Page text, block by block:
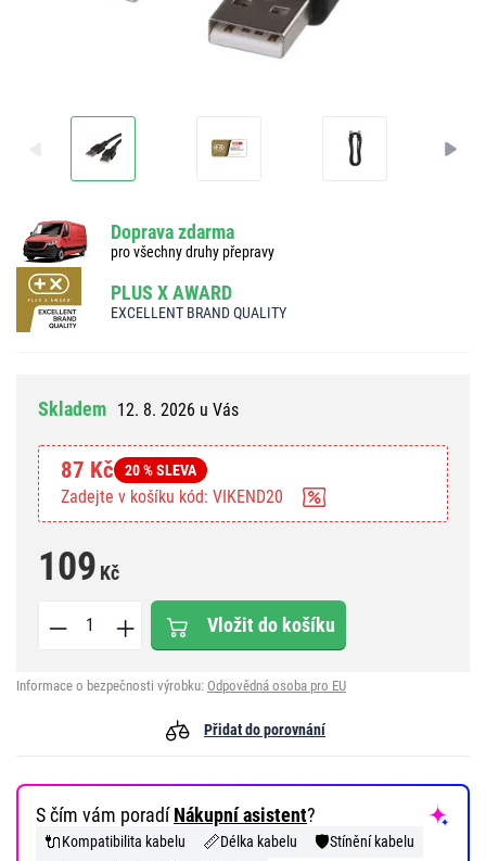
Doprava zdarma
pro všechny druhy přepravy
PLUS X AWARD
EXCELLENT BRAND QUALITY
Skladem 12. 8. 2026 u Vás
87 Kč 20 % SLEVA
Zadejte v košíku kód: VIKEND20
109 Kč
Vložit do košíku
Informace o bezpečnosti výrobku: Odpovědná osoba pro EU
Přidat do porovnání
S čím vám poradíNákupní asistent?
🔌Kompatibilita kabelu 📏Délka kabelu 🛡️Stínění kabelu